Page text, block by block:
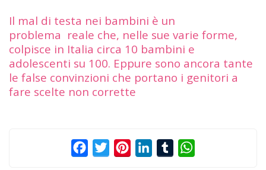
Il mal di testa nei bambini è un
problema reale che, nelle sue varie forme,
colpisce in Italia circa 10 bambini e
adolescenti su 100. Eppure sono ancora tante
le false convinzioni che portano i genitori a
fare scelte non corrette
FacebookTwitterPinterestLinkedInTumblr